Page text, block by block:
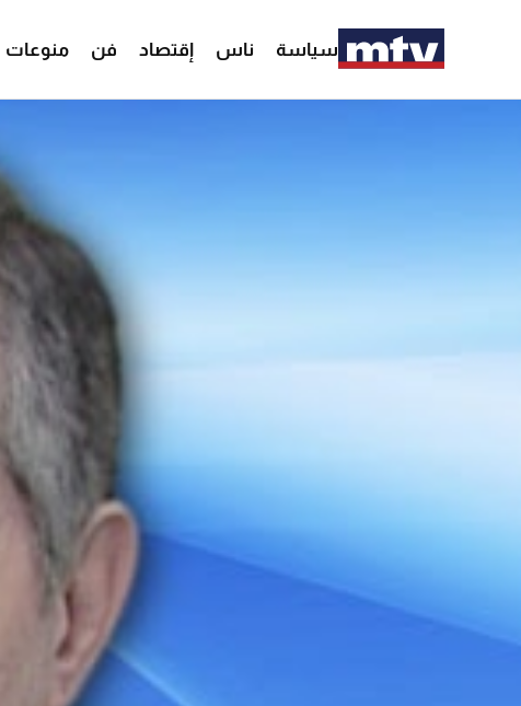
سياسة ناس إقتصاد فن منوعات